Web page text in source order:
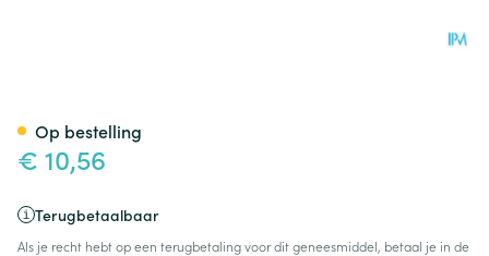
€ 10,56
Terugbetaalbaar
Als je recht hebt op een terugbetaling voor dit geneesmiddel, betaal je in de
Op bestelling